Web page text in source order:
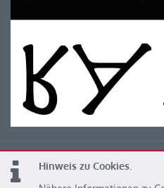
Hinweis zu Cookies.
© 2026 Kärntner